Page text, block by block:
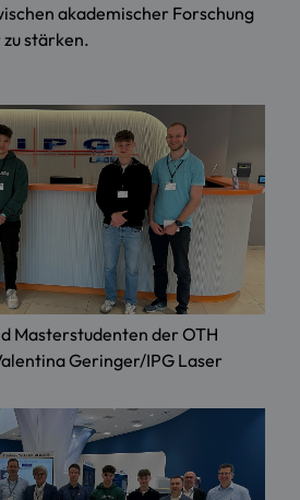
akademischer Forschung
stärken.
Masterstudenten der OTH
Geringer/IPG Laser